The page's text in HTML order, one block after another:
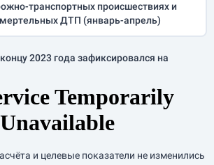
транспортных происшествиях и
ДТП (январь-апрель)
2023 года зафиксировался на
и целевые показатели не изменились